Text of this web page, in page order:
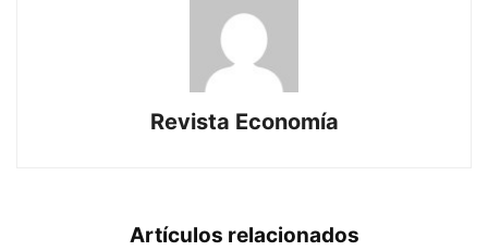
Revista Economía
Artículos relacionados